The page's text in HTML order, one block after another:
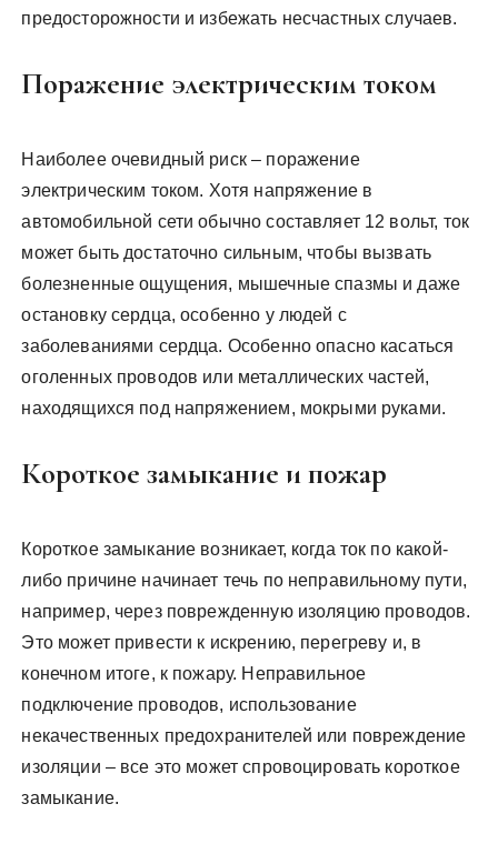
предосторожности и избежать несчастных случаев.
Поражение электрическим током
Наиболее очевидный риск – поражение
электрическим током. Хотя напряжение в
автомобильной сети обычно составляет 12 вольт, ток
может быть достаточно сильным, чтобы вызвать
болезненные ощущения, мышечные спазмы и даже
остановку сердца, особенно у людей с
заболеваниями сердца. Особенно опасно касаться
оголенных проводов или металлических частей,
находящихся под напряжением, мокрыми руками.
Короткое замыкание и пожар
Короткое замыкание возникает, когда ток по какой-
либо причине начинает течь по неправильному пути,
например, через поврежденную изоляцию проводов.
Это может привести к искрению, перегреву и, в
конечном итоге, к пожару. Неправильное
подключение проводов, использование
некачественных предохранителей или повреждение
изоляции – все это может спровоцировать короткое
замыкание.